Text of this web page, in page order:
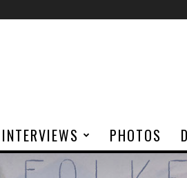
INTERVIEWS PHOTOS